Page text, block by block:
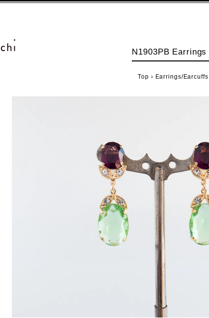
N1903PB Earrings
Top › Earrings/Earcuffs